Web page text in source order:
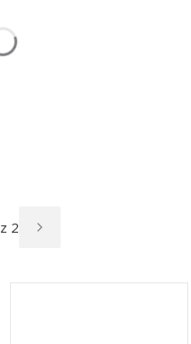
z 2 NASTĘPNE